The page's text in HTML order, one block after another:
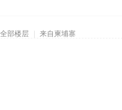
部楼层 来自柬埔寨